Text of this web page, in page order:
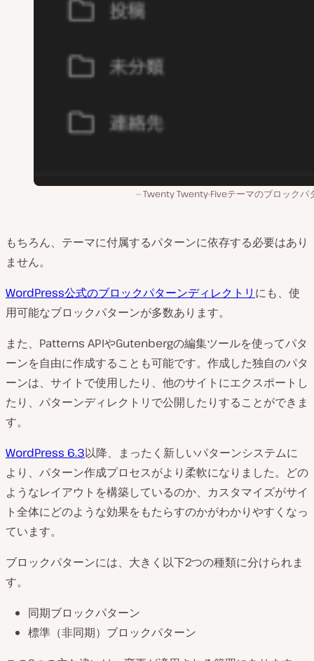
Twenty Twenty-Fiveテーマのブロックパ
もちろん、テーマに付属するパターンに依存する必要はあり
ません。
WordPress公式のブロックパターンディレクトリ にも、使
用可能なブロックパターンが多数あります。
また、Patterns APIやGutenbergの編集ツールを使ってパタ
ーンを自由に作成することも可能です。作成した独自のパタ
ーンは、サイトで使用したり、他のサイトにエクスポートし
たり、パターンディレクトリで公開したりすることができま
す。
WordPress 6.3以降、まったく新しいパターンシステムに
より、パターン作成プロセスがより柔軟になりました。どの
ようなレイアウトを構築しているのか、カスタマイズがサイ
ト全体にどのような効果をもたらすのかがわかりやすくなっ
ています。
ブロックパターンには、大きく以下2つの種類に分けられま
す。
同期ブロックパターン
標準（非同期）ブロックパターン